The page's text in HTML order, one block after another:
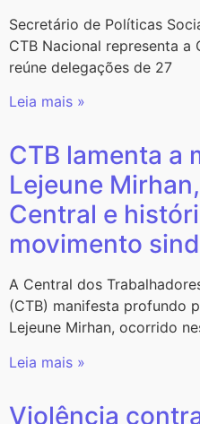
Secretário de Políticas
CTB Nacional representa
reúne delegações de 27
Leia mais »
CTB lamenta a
Lejeune
Central e
movimento
A Central dos
(CTB) manifesta profundo
Lejeune Mirhan, ocorrido
Leia mais »
Violência